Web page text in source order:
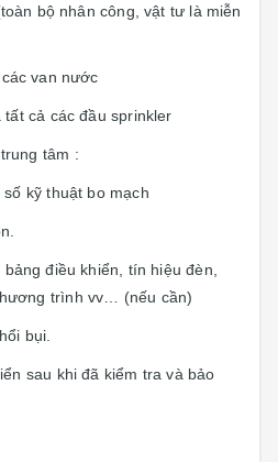
bộ nhân công, vật tư là miễn
van nước
cả các đầu sprinkler
tâm :
kỹ thuật bo mạch
điều khiển, tín hiệu đèn,
trình vv… (nếu cần)
bụi.
sau khi đã kiểm tra và bảo